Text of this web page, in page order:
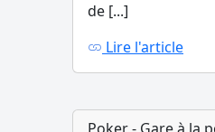
de [...]
Lire l'article